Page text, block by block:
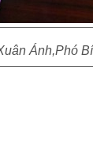
Ánh,Phó